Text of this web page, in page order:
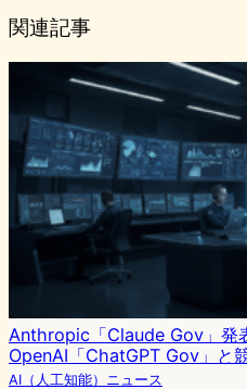
関連記事
Anthropic「Claude Gov」発
OpenAI「ChatGPT Gov」と
AI（人工知能）ニュース